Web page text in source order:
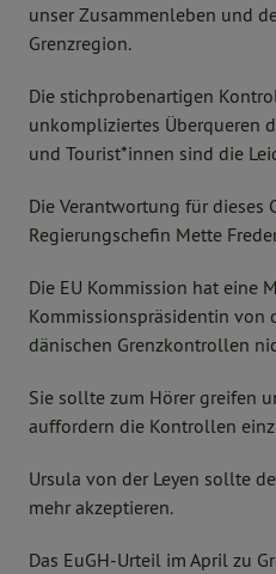
unser Zusammenleben und
Grenzregion.
Die stichprobenartigen
unkompliziertes Überqueren
und Tourist*innen sind die
Die Verantwortung für dieses
Regierungschefin Mette
Die EU Kommission hat eine
Kommissionspräsidentin von
dänischen Grenzkontrollen
Sie sollte zum Hörer greifen
auffordern die Kontrollen
Ursula von der Leyen sollte
mehr akzeptieren.
Das EuGH-Urteil im April zu